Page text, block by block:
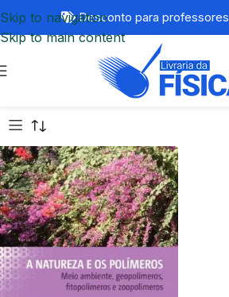
Skip to navigation
Skip to main content
Desconto para professores,